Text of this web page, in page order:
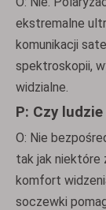
ekstremalne
komunikacji
spektroskopii,
widzialne.
P: Czy
O: Nie
tak jak niektóre
komfort
soczewki